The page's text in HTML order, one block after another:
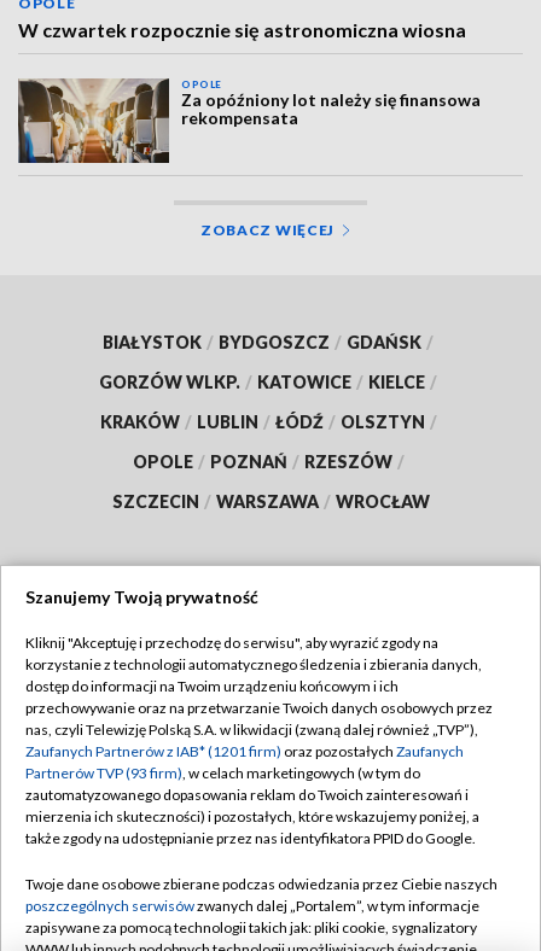
W czwartek rozpocznie się astronomiczna wiosna
OPOLE
Za opóźniony lot należy się finansowa
rekompensata
ZOBACZ WIĘCEJ
BIAŁYSTOK / BYDGOSZCZ / GDAŃSK /
GORZÓW WLKP. / KATOWICE / KIELCE /
KRAKÓW / LUBLIN / ŁÓDŹ / OLSZTYN /
OPOLE / POZNAŃ / RZESZÓW /
SZCZECIN / WARSZAWA / WROCŁAW
TVP
Abonament TVP
Emisja w TVP
Centrum informacji TVP
Naziemna Telewizja Cyfrowa
Rada Programowa
System NOS
Regulamin TVP
Polityka prywatności
Moje zgody
Pomoc
Kontakt
Szanujemy Twoją prywatność
Kliknij "Akceptuję i przechodzę do serwisu", aby wyrazić zgody na
korzystanie z technologii automatycznego śledzenia i zbierania danych,
dostęp do informacji na Twoim urządzeniu końcowym i ich
przechowywanie oraz na przetwarzanie Twoich danych osobowych przez
nas, czyli Telewizję Polską S.A. w likwidacji (zwaną dalej również „TVP”),
Zaufanych Partnerów z IAB* (1201 firm) oraz pozostałych Zaufanych
Partnerów TVP (93 firm), w celach marketingowych (w tym do
zautomatyzowanego dopasowania reklam do Twoich zainteresowań i
mierzenia ich skuteczności) i pozostałych, które wskazujemy poniżej, a
także zgody na udostępnianie przez nas identyfikatora PPID do Google.
Twoje dane osobowe zbierane podczas odwiedzania przez Ciebie naszych
poszczególnych serwisówzwanych dalej „Portalem”, w tym informacje
zapisywane za pomocą technologii takich jak: pliki cookie, sygnalizatory